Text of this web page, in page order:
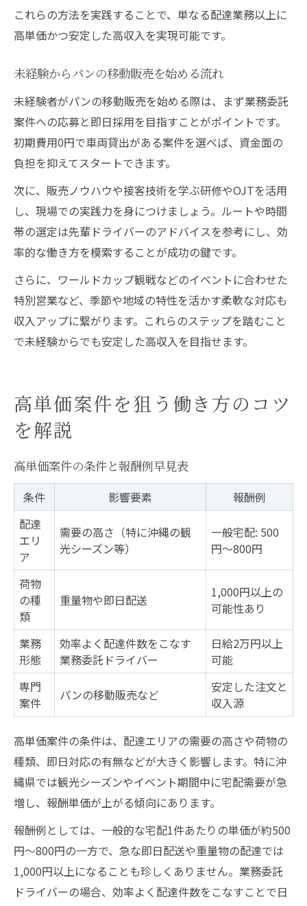
これらの方法を実践することで、単なる配達業務以上に
高単価かつ安定した高収入を実現可能です。
未経験からパンの移動販売を始める流れ
未経験者がパンの移動販売を始める際は、まず業務委託
案件への応募と即日採用を目指すことがポイントです。
初期費用0円で車両貸出がある案件を選べば、資金面の
負担を抑えてスタートできます。
次に、販売ノウハウや接客技術を学ぶ研修やOJTを活用
し、現場での実践力を身につけましょう。ルートや時間
帯の選定は先輩ドライバーのアドバイスを参考にし、効
率的な働き方を模索することが成功の鍵です。
さらに、ワールドカップ観戦などのイベントに合わせた
特別営業など、季節や地域の特性を活かす柔軟な対応も
収入アップに繋がります。これらのステップを踏むこと
で未経験からでも安定した高収入を目指せます。
高単価案件を狙う働き方のコツ
を解説
高単価案件の条件と報酬例早見表
条件 影響要素
報酬例
配達
エリ
ア
需要の高さ（特に沖縄の観
光シーズン等）
一般宅配: 500
円〜800円
荷物
の種
類
重量物や即日配送
1,000円以上の
可能性あり
業務
形態
効率よく配達件数をこなす
業務委託ドライバー
日給2万円以上
可能
専門
案件
パンの移動販売など
安定した注文と
収入源
高単価案件の条件は、配達エリアの需要の高さや荷物の
種類、即日対応の有無などが大きく影響します。特に沖
縄県では観光シーズンやイベント期間中に宅配需要が急
増し、報酬単価が上がる傾向にあります。
報酬例としては、一般的な宅配1件あたりの単価が約500
円〜800円の一方で、急な即日配送や重量物の配達では
1,000円以上になることも珍しくありません。業務委託
ドライバーの場合、効率よく配達件数をこなすことで日